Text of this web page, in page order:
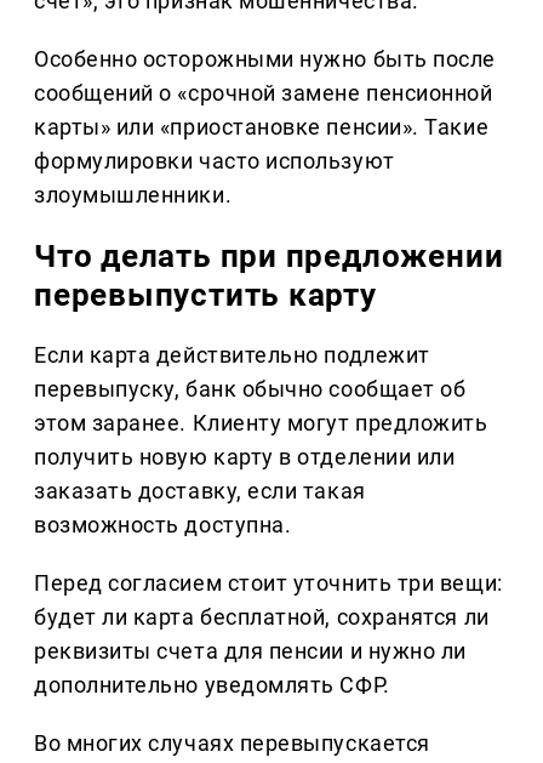
Особенно осторожными нужно быть после
сообщений о «срочной замене пенсионной
карты» или «приостановке пенсии». Такие
формулировки часто используют
злоумышленники.
Что делать при предложении
перевыпустить карту
Если карта действительно подлежит
перевыпуску, банк обычно сообщает об
этом заранее. Клиенту могут предложить
получить новую карту в отделении или
заказать доставку, если такая
возможность доступна.
Перед согласием стоит уточнить три вещи:
будет ли карта бесплатной, сохранятся ли
реквизиты счета для пенсии и нужно ли
дополнительно уведомлять СФР.
Во многих случаях перевыпускается